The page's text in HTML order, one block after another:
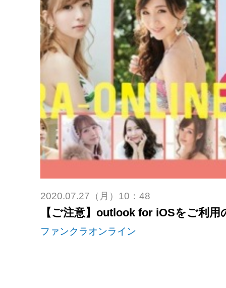
2020.07.27（月）10：48
【ご注意】outlook for iOSをご利用
ファンクラオンライン